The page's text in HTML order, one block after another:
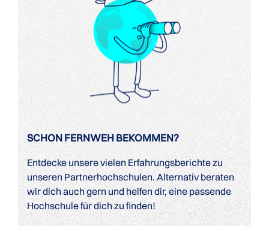
SCHON FERNWEH BEKOMMEN?
Entdecke unsere vielen Erfahrungsberichte zu
unseren Partnerhochschulen. Alternativ beraten
wir dich auch gern und helfen dir, eine passende
Hochschule für dich zu finden!